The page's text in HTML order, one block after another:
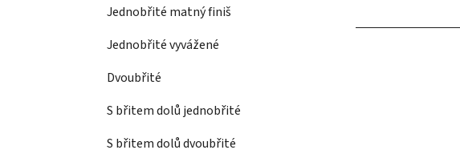
Jednobřité matný finiš
Jednobřité vyvážené
Dvoubřité
S břitem dolů jednobřité
S břitem dolů dvoubřité